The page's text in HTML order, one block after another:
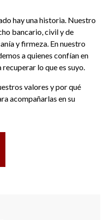
hay una historia. Nuestro
bancario, civil y de
y firmeza. En nuestro
a quienes confían en
lo que es suyo.
valores y por qué
acompañarlas en su